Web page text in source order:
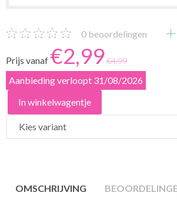
0 beoordelingen
Prijs vanaf €2,99€4,99
Aanbieding verloopt 31/08/2026
In winkelwagentje
OMSCHRIJVING